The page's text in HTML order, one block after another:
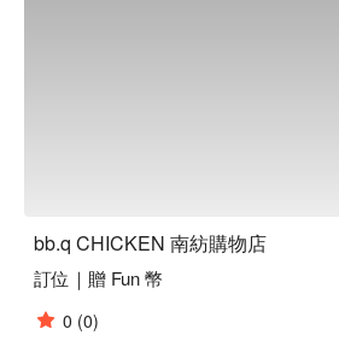
🍽️ 口碑必點
【去骨炸雞雙拼】雙重風味，酥香不油膩
【半雞拼盤】半雞多樣風味，酥脆多汁
【秘製炸雞】特製醬料滲透，酥脆鮮嫩
bb.q CHICKEN 南紡購物店
訂位｜贈 Fun 幣
0 (0)